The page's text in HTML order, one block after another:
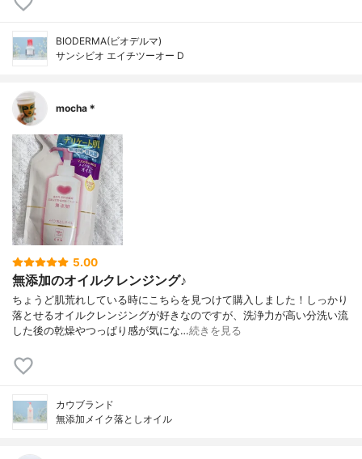
BIODERMA(ビオデルマ)
サンシビオ エイチツーオー D
mocha＊
5.00
無添加のオイルクレンジング♪
ちょうど肌荒れしている時にこちらを見つけて購入しました！しっかり
落とせるオイルクレンジングが好きなのですが、洗浄力が高い分洗い流
した後の乾燥やつっぱり感が気にな…続きを見る
カウブランド
無添加メイク落としオイル